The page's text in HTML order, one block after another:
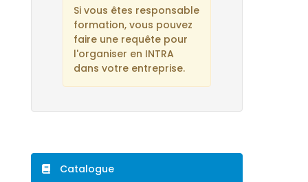
Si vous êtes responsable
formation, vous pouvez
faire une requête pour
l'organiser en INTRA
dans votre entreprise.
Catalogue